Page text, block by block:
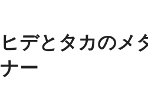
ヒデとタカのメ
ナー